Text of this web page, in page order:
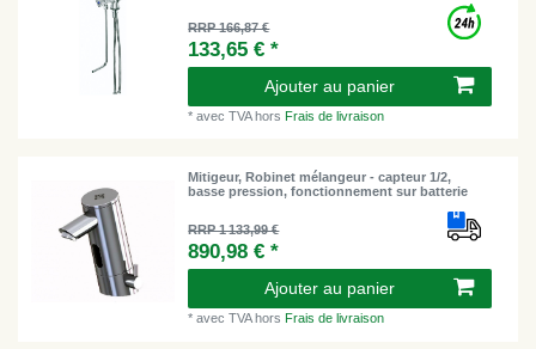
RRP 166,87 €
133,65 € *
Ajouter au panier
*avec TVAhorsFrais de livraison
Mitigeur, Robinet mélangeur - capteur 1/2,
basse pression, fonctionnement sur batterie
RRP 1 133,99 €
890,98 € *
Ajouter au panier
*avec TVAhors Frais de livraison